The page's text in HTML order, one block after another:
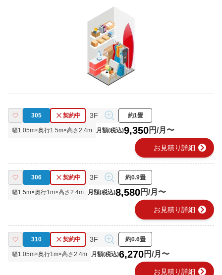
305 契約中 3F 約1畳
幅1.05m×奥行1.5m×高さ2.4m 月額(税込)9,350円/月〜
お見積り詳細 chevron_right
306 契約中 3F 約0.9畳
幅1.5m×奥行1m×高さ2.4m 月額(税込)8,580円/月〜
お見積り詳細 chevron_right
310 契約中 3F 約0.6畳
幅1.05m×奥行1m×高さ2.4m 月額(税込)6,270円/月〜
お見積り詳細 chevron_right